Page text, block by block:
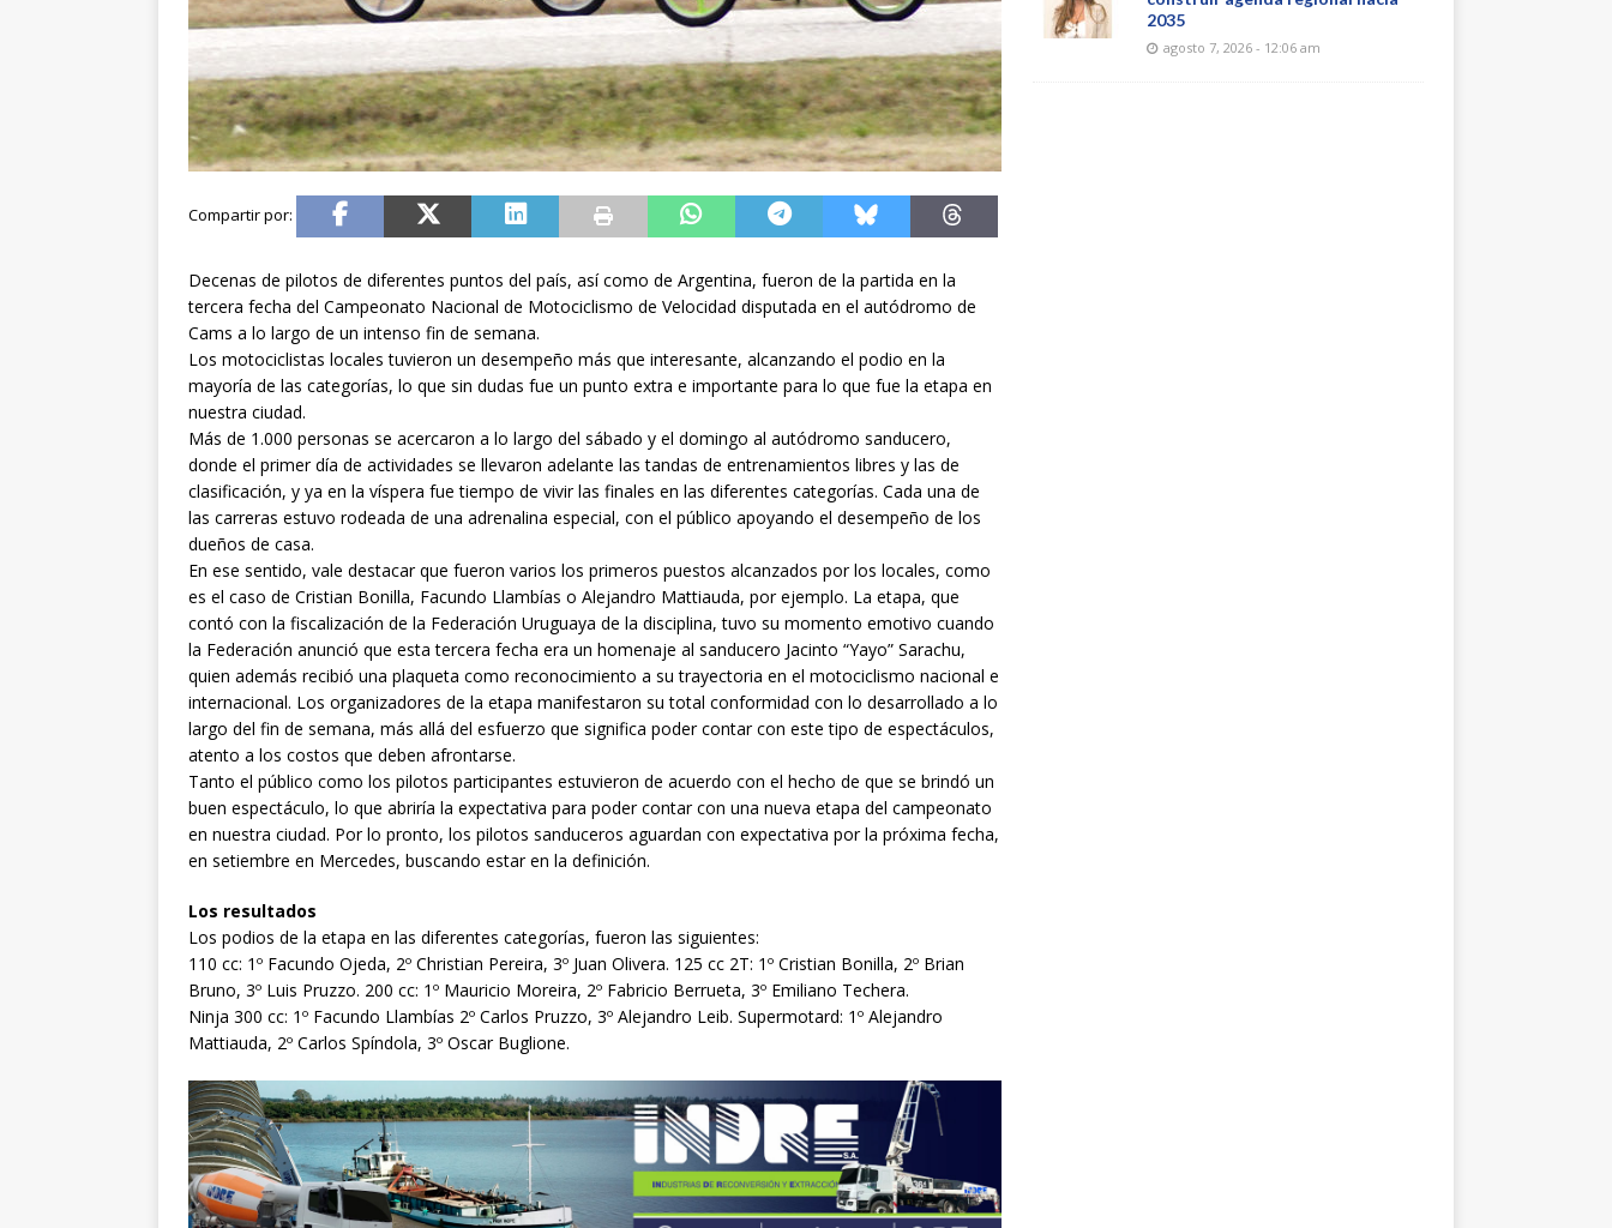
Decenas de pilotos de diferentes puntos del país, así como de Argentina, fueron de la partida en la
tercera fecha del Campeonato Nacional de Motociclismo de Velocidad disputada en el autódromo de
Cams a lo largo de un intenso fin de semana.
Los motociclistas locales tuvieron un desempeño más que interesante, alcanzando el podio en la
mayoría de las categorías, lo que sin dudas fue un punto extra e importante para lo que fue la etapa en
nuestra ciudad.
Más de 1.000 personas se acercaron a lo largo del sábado y el domingo al autódromo sanducero,
donde el primer día de actividades se llevaron adelante las tandas de entrenamientos libres y las de
clasificación, y ya en la víspera fue tiempo de vivir las finales en las diferentes categorías. Cada una de
las carreras estuvo rodeada de una adrenalina especial, con el público apoyando el desempeño de los
dueños de casa.
En ese sentido, vale destacar que fueron varios los primeros puestos alcanzados por los locales, como
es el caso de Cristian Bonilla, Facundo Llambías o Alejandro Mattiauda, por ejemplo. La etapa, que
contó con la fiscalización de la Federación Uruguaya de la disciplina, tuvo su momento emotivo cuando
la Federación anunció que esta tercera fecha era un homenaje al sanducero Jacinto “Yayo” Sarachu,
quien además recibió una plaqueta como reconocimiento a su trayectoria en el motociclismo nacional e
internacional. Los organizadores de la etapa manifestaron su total conformidad con lo desarrollado a lo
largo del fin de semana, más allá del esfuerzo que significa poder contar con este tipo de espectáculos,
atento a los costos que deben afrontarse.
Tanto el público como los pilotos participantes estuvieron de acuerdo con el hecho de que se brindó un
buen espectáculo, lo que abriría la expectativa para poder contar con una nueva etapa del campeonato
en nuestra ciudad. Por lo pronto, los pilotos sanduceros aguardan con expectativa por la próxima fecha,
en setiembre en Mercedes, buscando estar en la definición.
Los resultados
Los podios de la etapa en las diferentes categorías, fueron las siguientes:
110 cc: 1º Facundo Ojeda, 2º Christian Pereira, 3º Juan Olivera. 125 cc 2T: 1º Cristian Bonilla, 2º Brian
Bruno, 3º Luis Pruzzo. 200 cc: 1º Mauricio Moreira, 2º Fabricio Berrueta, 3º Emiliano Techera.
Ninja 300 cc: 1º Facundo Llambías 2º Carlos Pruzzo, 3º Alejandro Leib. Supermotard: 1º Alejandro
Mattiauda, 2º Carlos Spíndola, 3º Oscar Buglione.
2035
agosto 7, 2026 - 12:06 am